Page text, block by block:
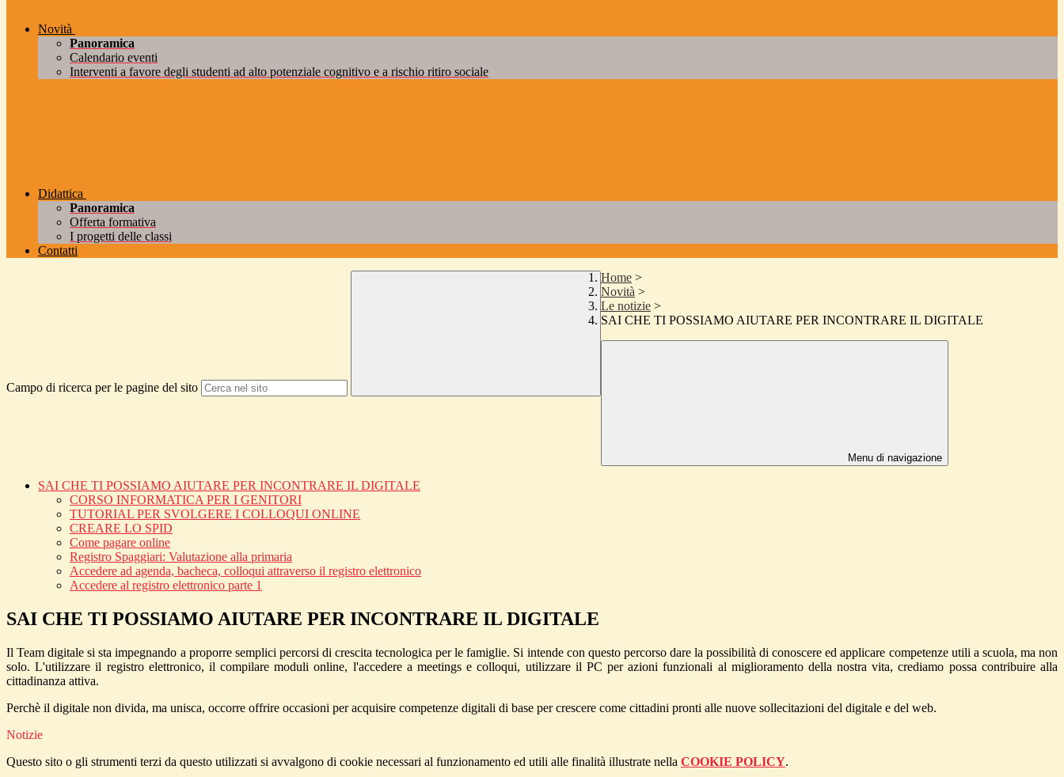
Novità
Panoramica
Calendario eventi
Interventi a favore degli studenti ad alto potenziale cognitivo e a rischio ritiro sociale
Didattica
Panoramica
Offerta formativa
I progetti delle classi
Contatti
Campo di ricerca per le pagine del sito
Home >
Novità >
Le notizie >
SAI CHE TI POSSIAMO AIUTARE PER INCONTRARE IL DIGITALE
Menu di navigazione
SAI CHE TI POSSIAMO AIUTARE PER INCONTRARE IL DIGITALE
CORSO INFORMATICA PER I GENITORI
TUTORIAL PER SVOLGERE I COLLOQUI ONLINE
CREARE LO SPID
Come pagare online
Registro Spaggiari: Valutazione alla primaria
Accedere ad agenda, bacheca, colloqui attraverso il registro elettronico
Accedere al registro elettronico parte 1
SAI CHE TI POSSIAMO AIUTARE PER INCONTRARE IL DIGITALE
Il Team digitale si sta impegnando a proporre semplici percorsi di crescita tecnologica per le famiglie. Si intende con questo percorso dare la possibilità di conoscere ed applicare competenze utili a scuola, ma non
solo. L'utilizzare il registro elettronico, il compilare moduli online, l'accedere a meetings e colloqui, utilizzare il PC per azioni funzionali al miglioramento della nostra vita, crediamo possa contribuire alla
cittadinanza attiva.
Perchè il digitale non divida, ma unisca, occorre offrire occasioni per acquisire competenze digitali di base per crescere come cittadini pronti alle nuove sollecitazioni del digitale e del web.
Notizie
Questo sito o gli strumenti terzi da questo utilizzati si avvalgono di cookie necessari al funzionamento ed utili alle finalità illustrate nella COOKIE POLICY.